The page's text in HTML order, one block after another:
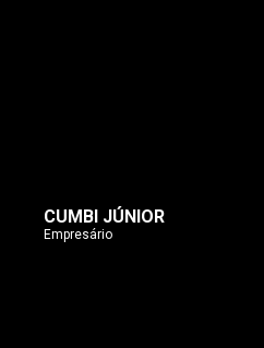
CUMBI JÚNIOR
Empresário